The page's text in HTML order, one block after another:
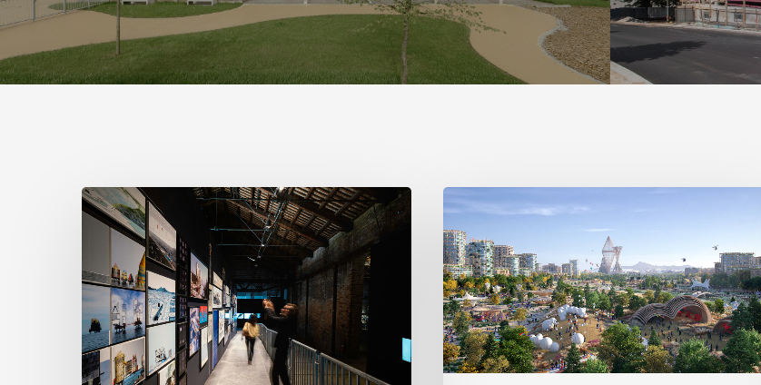
ヴ
ツ
ィ
ア
ッ
グ
の
テ
ロ